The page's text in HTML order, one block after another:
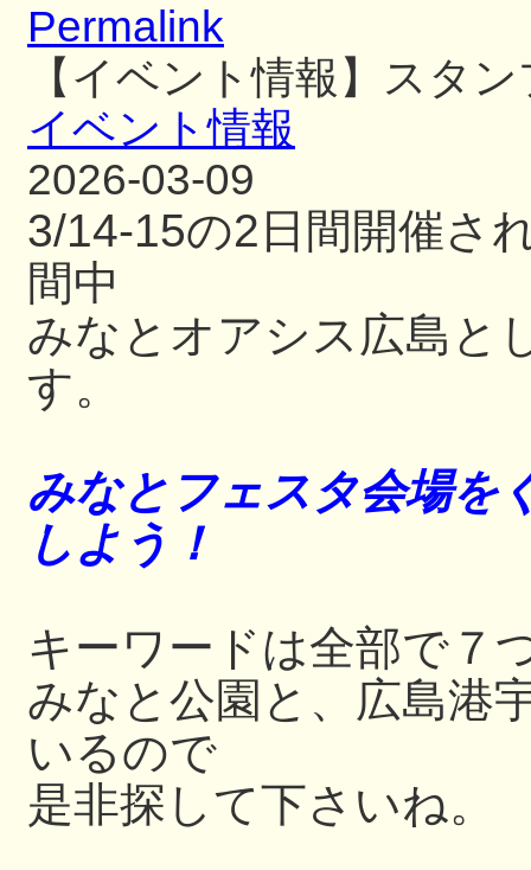
Permalink
【イベント情報】スタ
イベント情報
2026-03-09
3/14-15の2日間開催さ
間中
みなとオアシス広島と
す。
みなとフェスタ会場を
しよう！
キーワードは全部
みなと公園と、広島港
いるので
是非探して下さいね。